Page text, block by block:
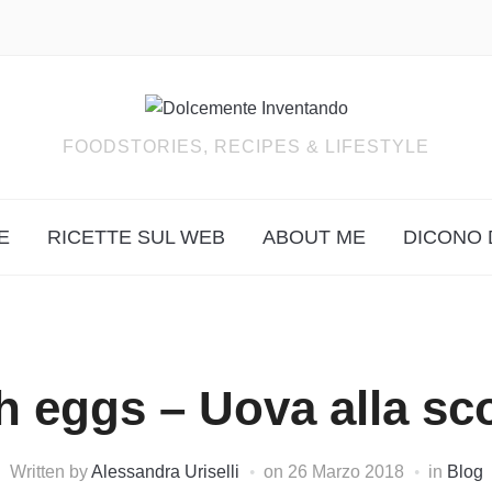
FOODSTORIES, RECIPES & LIFESTYLE
RICETTE SUL WEB ABOUT ME DICONO
eggs – Uova alla
Written byAlessandra Uriselli on 26 Marzo 2018 in Blog